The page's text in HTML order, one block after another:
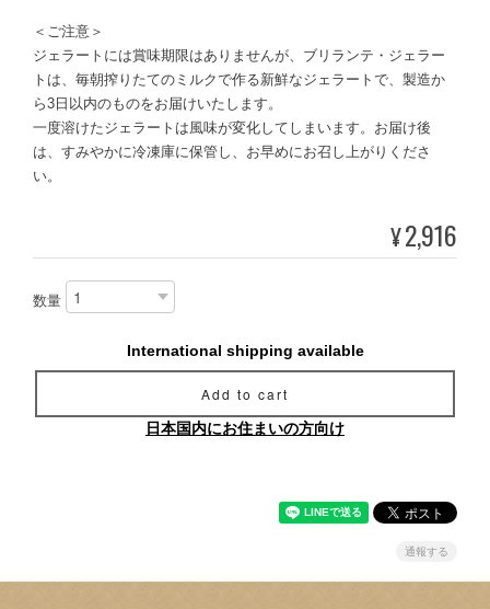
＜ご注意＞
ジェラートには賞味期限はありませんが、ブリランテ・ジェラー
トは、毎朝搾りたてのミルクで作る新鮮なジェラートで、製造か
ら3日以内のものをお届けいたします。
一度溶けたジェラートは風味が変化してしまいます。お届け後
は、すみやかに冷凍庫に保管し、お早めにお召し上がりくださ
い。
¥2,916
数量
International shipping available
Add to cart
日本国内にお住まいの方向け
通報する